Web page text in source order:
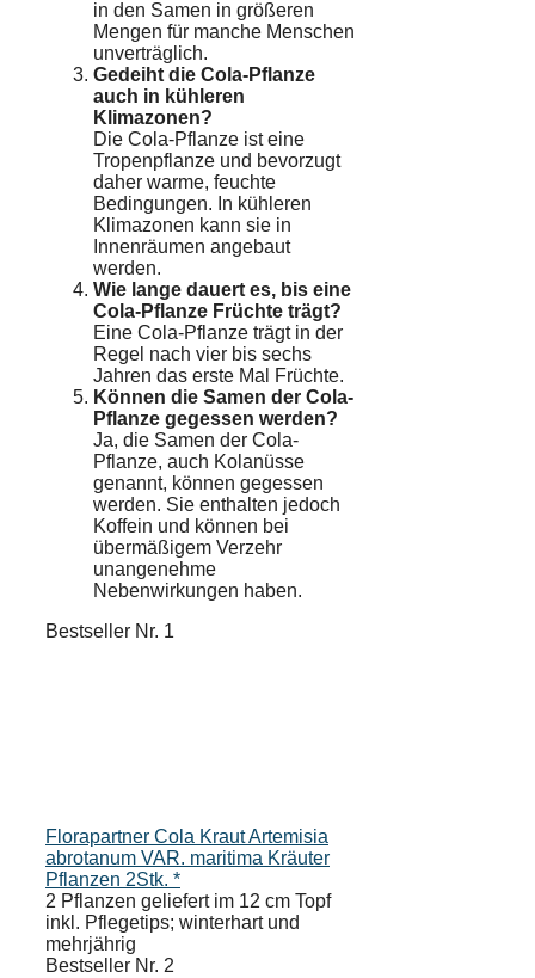
in den Samen in größeren
Mengen für manche Menschen
unverträglich.
Gedeiht die Cola-Pflanze
auch in kühleren
Klimazonen?
Die Cola-Pflanze ist eine
Tropenpflanze und bevorzugt
daher warme, feuchte
Bedingungen. In kühleren
Klimazonen kann sie in
Innenräumen angebaut
werden.
Wie lange dauert es, bis eine
Cola-Pflanze Früchte trägt?
Eine Cola-Pflanze trägt in der
Regel nach vier bis sechs
Jahren das erste Mal Früchte.
Können die Samen der Cola-
Pflanze gegessen werden?
Ja, die Samen der Cola-
Pflanze, auch Kolanüsse
genannt, können gegessen
werden. Sie enthalten jedoch
Koffein und können bei
übermäßigem Verzehr
unangenehme
Nebenwirkungen haben.
Bestseller Nr. 1
Florapartner Cola Kraut Artemisia
abrotanum VAR. maritima Kräuter
Pflanzen 2Stk. *
2 Pflanzen geliefert im 12 cm Topf
inkl. Pflegetips; winterhart und
mehrjährig
Bestseller Nr. 2